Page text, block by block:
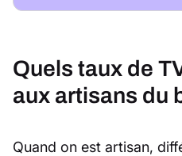
Quels taux de
aux artisans du
Quand on est artisan,